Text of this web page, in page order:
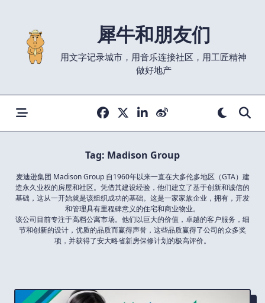
content
犀牛和朋友们
用文字记录城市，用音乐连接社区，用工匠精神
做好地产
Tag: Madison Group
麦迪逊集团 Madison Group 自1960年以来一直在大多伦多地区（GTA）建
造永久业权的房屋和社区。凭借其建设经验，他们建立了基于创新和诚信的
基础，这从一开始就是该组织成功的基础。这是一家家族企业，拥有，开发
和管理具有里程碑意义的住宅和商业物业。
该公司目前专注于高档公寓市场。他们以巨大的价值，卓越的客户服务，细
节和创新的设计，优质的品质而赢得声誉，这些品质赢得了公司的众多奖
项，并获得了安大略省新房保修计划的极高评价。